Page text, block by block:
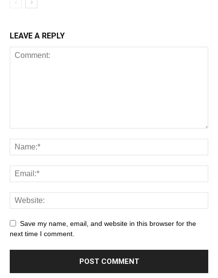
LEAVE A REPLY
Save my name, email, and website in this browser for the
next time I comment.